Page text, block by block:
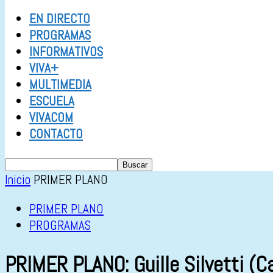
EN DIRECTO
PROGRAMAS
INFORMATIVOS
VIVA+
MULTIMEDIA
ESCUELA
VIVACOM
CONTACTO
Inicio PRIMER PLANO
PRIMER PLANO
PROGRAMAS
PRIMER PLANO: Guille Silvetti